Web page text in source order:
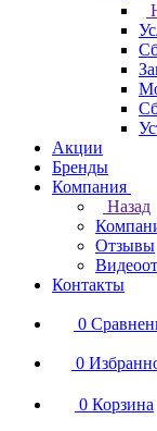
Акции
Бренды
Компания
Назад
Отзывы
Контакты
0
0
0 Корзина